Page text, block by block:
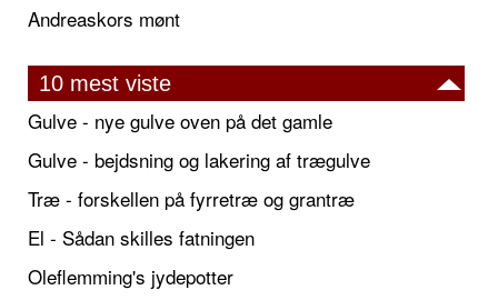
Andreaskors mønt
10 mest viste
Gulve - nye gulve oven på det gamle
Gulve - bejdsning og lakering af trægulve
Træ - forskellen på fyrretræ og grantræ
El - Sådan skilles fatningen
Oleflemming's jydepotter